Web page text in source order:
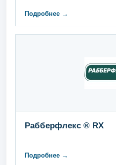
Подробнее →
Рабберфлекс ® RX
Подробнее →